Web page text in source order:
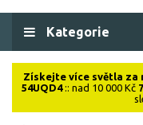
Kategorie
Získejte více světla za
54UQD4:: nad 10 000 Kč